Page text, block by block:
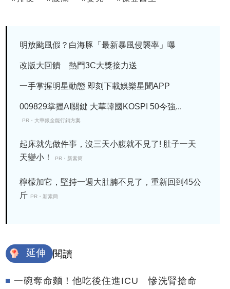
明放颱風假？白海豚「最新暴風侵襲率」曝
改版大回饋 熱門3C大獎接力送
一手掌握明星動態 即刻下載娛樂星聞APP
009829掌握AI關鍵 大華韓國KOSPI 50今強...
PR・大華銀全能行銷方案
起床就先做件事，沒三天小腹就不見了! 肚子一天
天變小！
PR・新素簡
檸檬加它，堅持一週大肚腩不見了，重新回到45公
斤 PR・新素簡
延伸 閱讀
一碗奪命麵！他吃後住進ICU 慘洗腎搶命